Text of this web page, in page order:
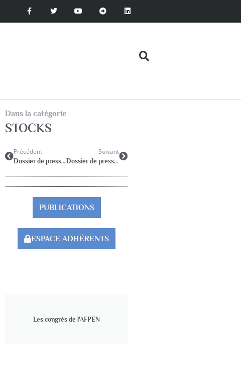
Dans la catégorie
STOCKS
Précédent
Dossier de presse : Propositions
Suivant
Dossier de presse :Psychologues et violences scolaires
PUBLICATIONS
ESPACE ADHÉRENTS
Les congrès de l'AFPEN